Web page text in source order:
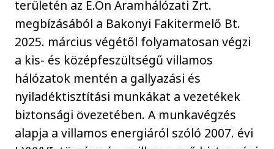
területén az E.On Áramhálózati Zrt.
megbízásából a Bakonyi Fakitermelő Bt.
2025. március végétől folyamatosan végzi
a kis- és középfeszültségű villamos
hálózatok mentén a gallyazási és
nyiladéktisztítási munkákat a vezetékek
biztonsági övezetében. A munkavégzés
alapja a villamos energiáról szóló 2007. évi